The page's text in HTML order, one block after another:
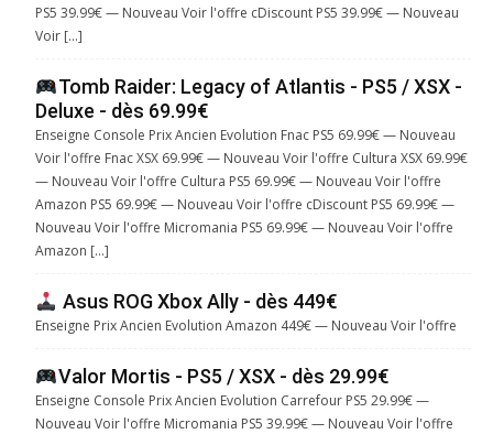
PS5 39.99€ — Nouveau Voir l'offre cDiscount PS5 39.99€ — Nouveau
Voir […]
Tomb Raider: Legacy of Atlantis - PS5 / XSX -
Deluxe - dès 69.99€
Enseigne Console Prix Ancien Evolution Fnac PS5 69.99€ — Nouveau
Voir l'offre Fnac XSX 69.99€ — Nouveau Voir l'offre Cultura XSX 69.99€
— Nouveau Voir l'offre Cultura PS5 69.99€ — Nouveau Voir l'offre
Amazon PS5 69.99€ — Nouveau Voir l'offre cDiscount PS5 69.99€ —
Nouveau Voir l'offre Micromania PS5 69.99€ — Nouveau Voir l'offre
Amazon […]
Asus ROG Xbox Ally - dès 449€
Enseigne Prix Ancien Evolution Amazon 449€ — Nouveau Voir l'offre
Valor Mortis - PS5 / XSX - dès 29.99€
Enseigne Console Prix Ancien Evolution Carrefour PS5 29.99€ —
Nouveau Voir l'offre Micromania PS5 39.99€ — Nouveau Voir l'offre